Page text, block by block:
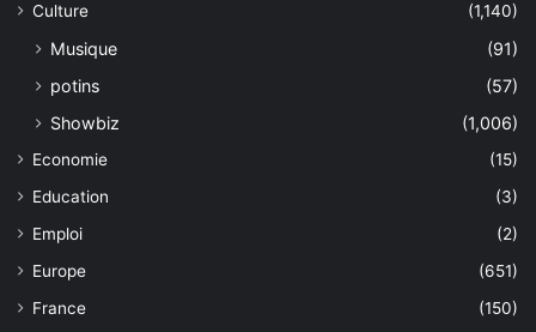
Culture
(1,140)
Musique
(91)
potins
(57)
Showbiz
(1,006)
Economie
(15)
Education
(3)
Emploi
(2)
Europe
(651)
France
(150)